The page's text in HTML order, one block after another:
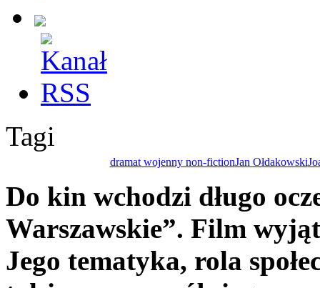
Tagi
dramat wojenny non-fictionJan Ołdakowski
Do kin wchodzi długo
Warszawskie”. Film
Jego tematyka, rola